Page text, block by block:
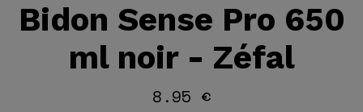
Bidon Sense Pro 650
ml noir - Zéfal
8.95 €